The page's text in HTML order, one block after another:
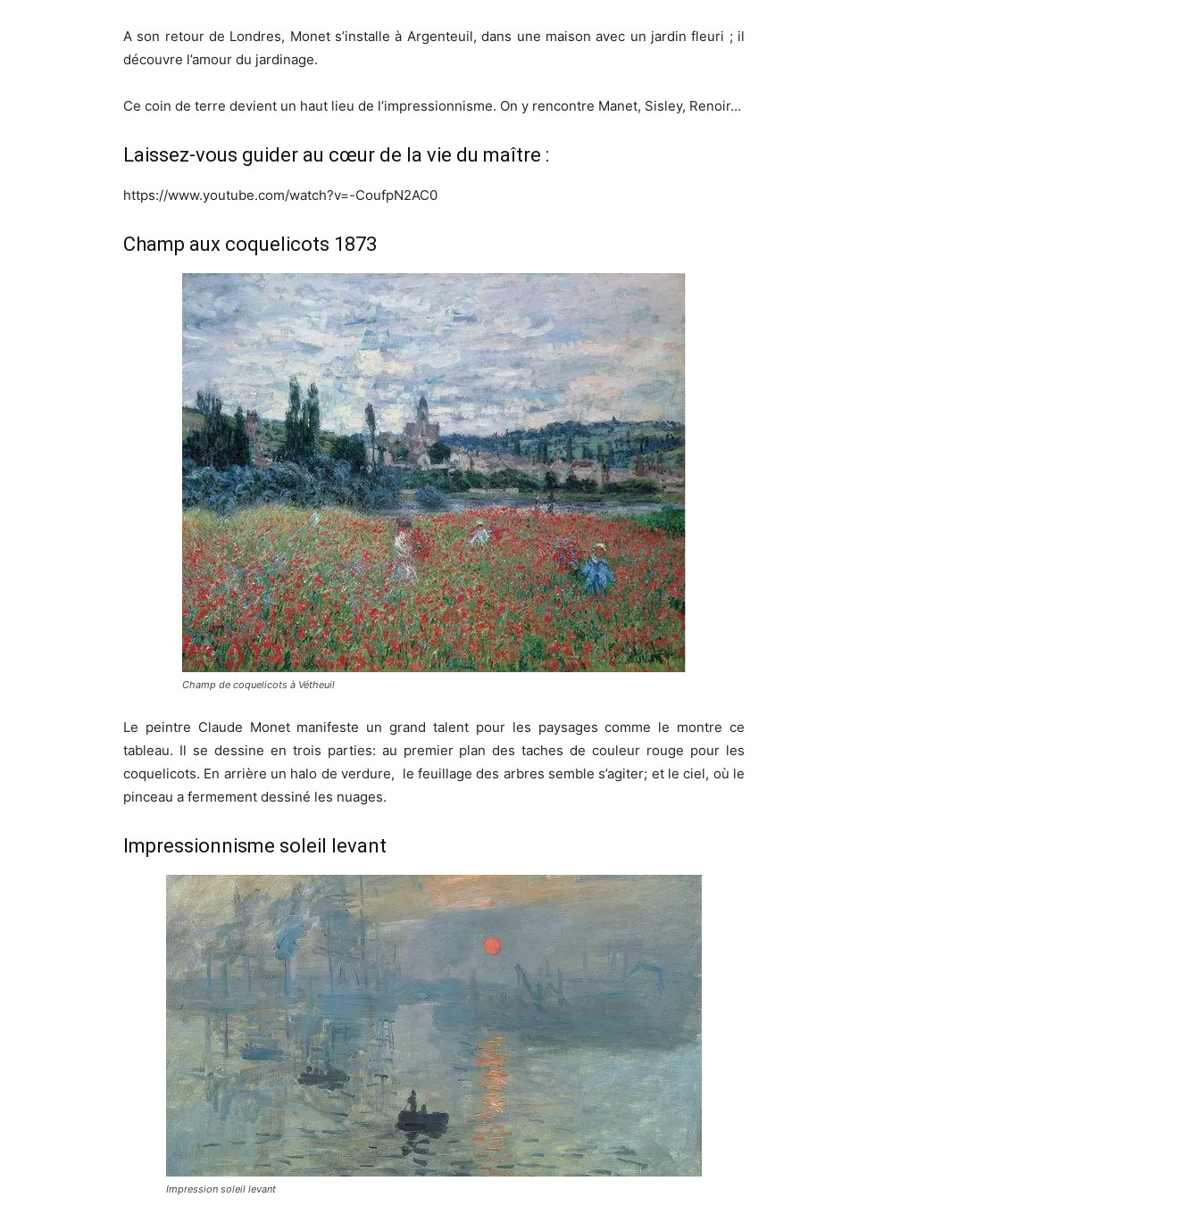
A son retour de Londres, Monet s’installe à Argenteuil, dans une maison avec un jardin fleuri ; il
découvre l’amour du jardinage.
Ce coin de terre devient un haut lieu de l’impressionnisme. On y rencontre Manet, Sisley, Renoir…
Laissez-vous guider au cœur de la vie du maître :
https://www.youtube.com/watch?v=-CoufpN2AC0
Champ aux coquelicots 1873
Champ de coquelicots à Vétheuil
Le peintre Claude Monet manifeste un grand talent pour les paysages comme le montre ce
tableau. Il se dessine en trois parties: au premier plan des taches de couleur rouge pour les
coquelicots. En arrière un halo de verdure, le feuillage des arbres semble s’agiter; et le ciel, où le
pinceau a fermement dessiné les nuages.
Impressionnisme soleil levant
Impression soleil levant